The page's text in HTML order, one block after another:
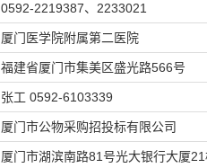
0592-2219387、2233021
厦门医学院附属第二医院
福建省厦门市集美区盛光路566号
张工 0592-6103339
厦门市公物采购招投标有限公司
厦门市湖滨南路81号光大银行大厦